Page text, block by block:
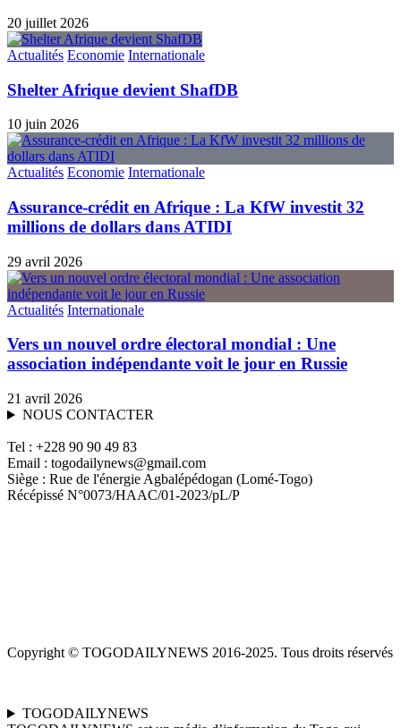
20 juillet 2026
Actualités Economie Internationale
Shelter Afrique devient ShafDB
10 juin 2026
Actualités Economie Internationale
Assurance-crédit en Afrique : La KfW investit 32
millions de dollars dans ATIDI
29 avril 2026
Actualités Internationale
Vers un nouvel ordre électoral mondial : Une
association indépendante voit le jour en Russie
21 avril 2026
NOUS CONTACTER
Tel : +228 90 90 49 83
Email : togodailynews@gmail.com
Siège : Rue de l'énergie Agbalépédogan (Lomé-Togo)
Récépissé N°0073/HAAC/01-2023/pL/P
Copyright © TOGODAILYNEWS 2016-2025. Tous droits réservés
TOGODAILYNEWS